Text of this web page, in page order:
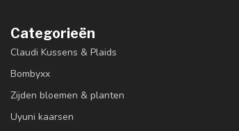
Categorieën
Claudi Kussens & Plaids
Bombyxx
Zijden bloemen & planten
Uyuni kaarsen